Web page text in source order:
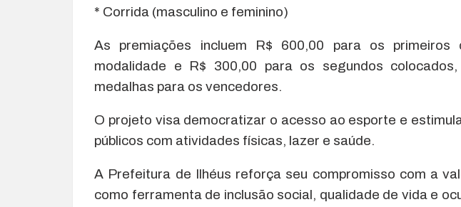
* Corrida (masculino e feminino)
As premiações incluem R$ 600,00 para os primeiros
modalidade e R$ 300,00 para os segundos
medalhas para os vencedores.
O projeto visa democratizar o acesso ao esporte e
públicos com atividades físicas, lazer e saúde.
A Prefeitura de Ilhéus reforça seu compromisso com a
como ferramenta de inclusão social, qualidade de vida e